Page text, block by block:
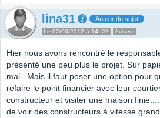
lina31 Auteur du sujet
Le 02/06/2012 à 14h28 Aviseur
Hier nous avons rencontré le
présenté une peu plus le projet. Sur
mal...Mais il faut poser une option pour
refaire le point financier avec leur
constructeur et visiter une maison
de voir des constructeurs à vitesse